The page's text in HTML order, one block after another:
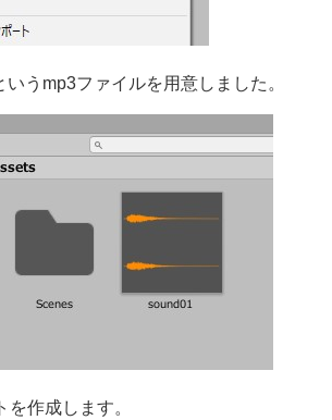
うmp3ファイルを用意しました。
作成します。